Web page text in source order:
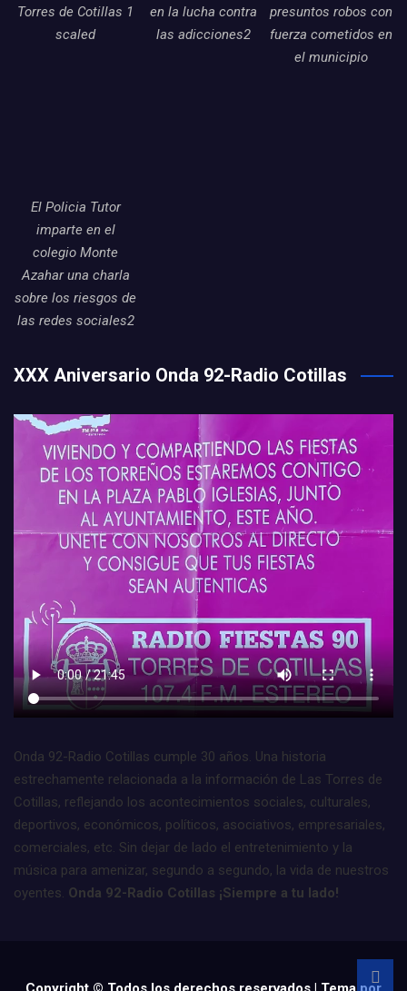
Torres de Cotillas 1
scaled
en la lucha contra
las adicciones2
presuntos robos con
fuerza cometidos en
el municipio
El Policia Tutor
imparte en el
colegio Monte
Azahar una charla
sobre los riesgos de
las redes sociales2
XXX Aniversario Onda 92-Radio Cotillas
Onda 92-Radio Cotillas cumple 30 años. Una historia
estrechamente relacionada a la información de Las Torres de
Cotillas, reflejando los acontecimientos sociales, culturales,
deportivos, económicos, políticos, asociativos, empresariales,
comerciales, etc. Sin dejar de lado el entretenimiento y la
música para amenizar, segundo a segundo, la vida de nuestros
oyentes. Onda 92-Radio Cotillas ¡Siempre a tu lado!